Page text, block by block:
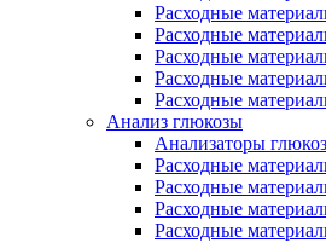
Расходные
Расходные
Расходные
Расходные
Расходные
Анализ глюкозы
Анализаторы
Расходные
Расходные
Расходные
Расходные